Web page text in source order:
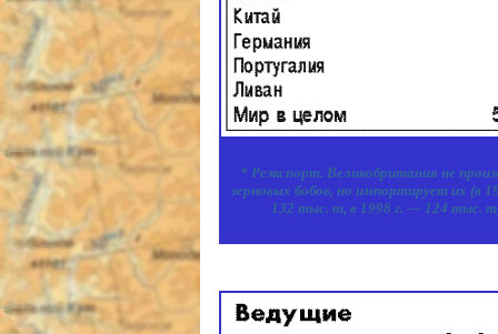
* Реэкспорт. Великобритания не
зерновых бобов, но импортирует их (в
132 тыс. т, в 1998 г. — 124 тыс.